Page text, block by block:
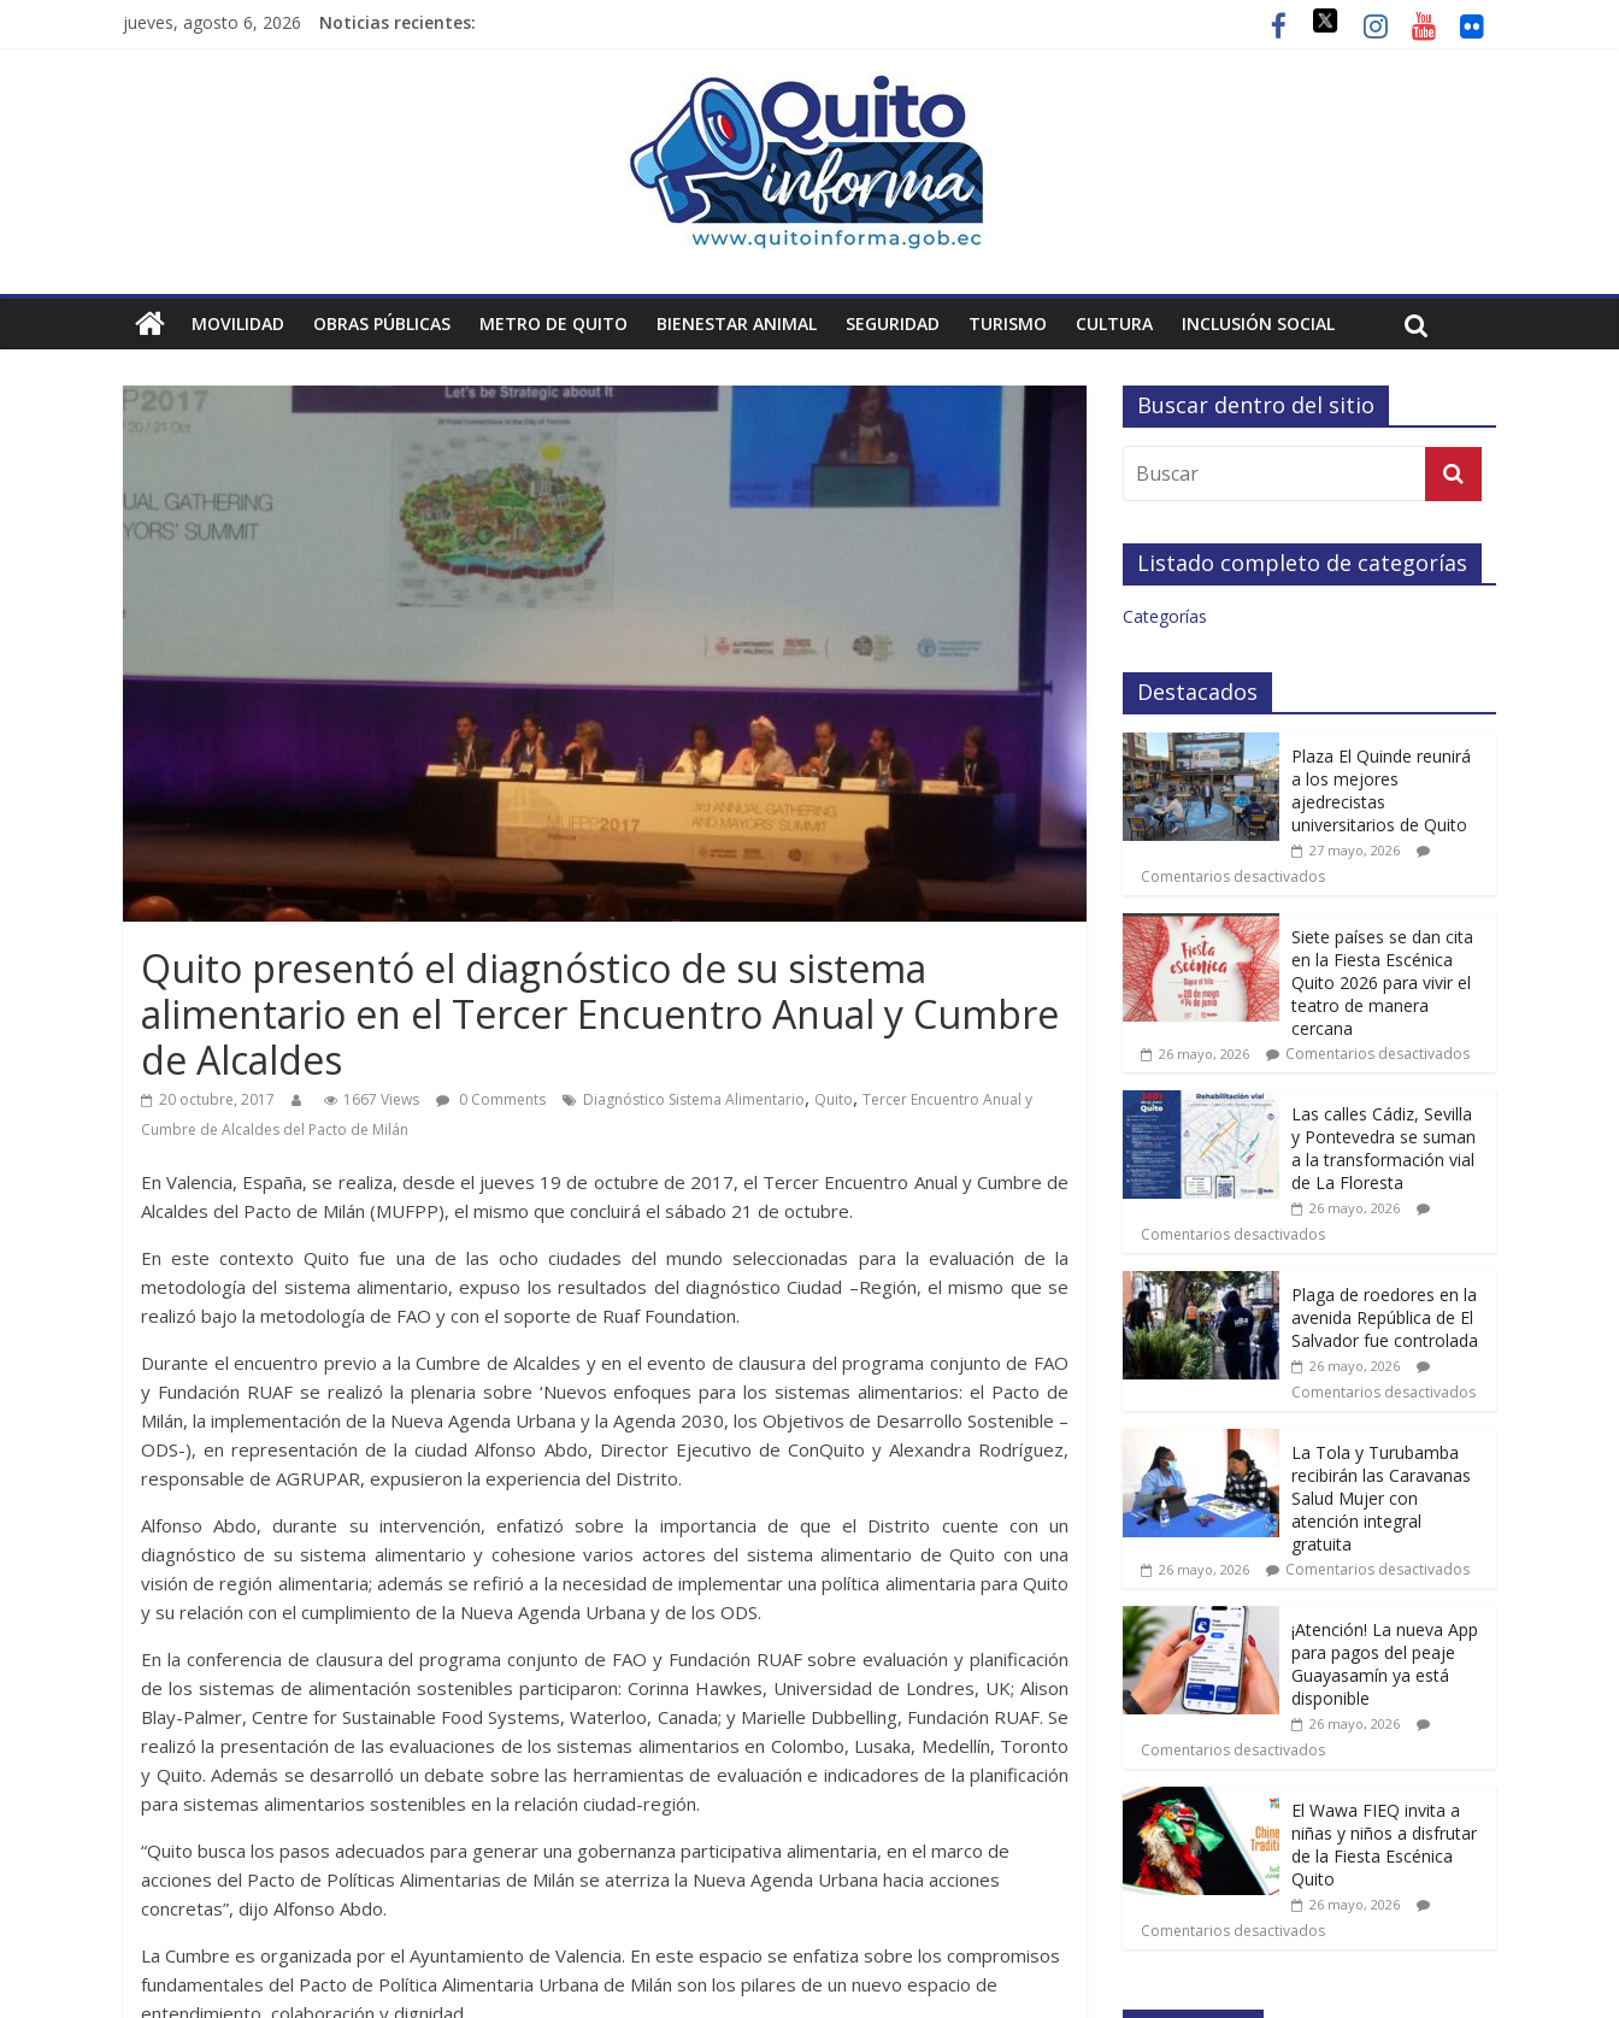
jueves, agosto 6, 2026 Noticias recientes:
MOVILIDAD OBRAS PÚBLICAS METRO DE QUITO BIENESTAR ANIMAL SEGURIDAD TURISMO CULTURA INCLUSIÓN SOCIAL
Quito presentó el diagnóstico de su sistema
alimentario en el Tercer Encuentro Anual y Cumbre
de Alcaldes
20 octubre, 2017 1667 Views 0 Comments Diagnóstico Sistema Alimentario, Quito, Tercer Encuentro Anual y
Cumbre de Alcaldes del Pacto de Milán
En Valencia, España, se realiza, desde el jueves 19 de octubre de 2017, el Tercer Encuentro Anual y Cumbre de
Alcaldes del Pacto de Milán (MUFPP), el mismo que concluirá el sábado 21 de octubre.
En este contexto Quito fue una de las ocho ciudades del mundo seleccionadas para la evaluación de la
metodología del sistema alimentario, expuso los resultados del diagnóstico Ciudad –Región, el mismo que se
realizó bajo la metodología de FAO y con el soporte de Ruaf Foundation.
Durante el encuentro previo a la Cumbre de Alcaldes y en el evento de clausura del programa conjunto de FAO
y Fundación RUAF se realizó la plenaria sobre ‘Nuevos enfoques para los sistemas alimentarios: el Pacto de
Milán, la implementación de la Nueva Agenda Urbana y la Agenda 2030, los Objetivos de Desarrollo Sostenible –
ODS-), en representación de la ciudad Alfonso Abdo, Director Ejecutivo de ConQuito y Alexandra Rodríguez,
responsable de AGRUPAR, expusieron la experiencia del Distrito.
Alfonso Abdo, durante su intervención, enfatizó sobre la importancia de que el Distrito cuente con un
diagnóstico de su sistema alimentario y cohesione varios actores del sistema alimentario de Quito con una
visión de región alimentaria; además se refirió a la necesidad de implementar una política alimentaria para Quito
y su relación con el cumplimiento de la Nueva Agenda Urbana y de los ODS.
En la conferencia de clausura del programa conjunto de FAO y Fundación RUAF sobre evaluación y planificación
de los sistemas de alimentación sostenibles participaron: Corinna Hawkes, Universidad de Londres, UK; Alison
Blay-Palmer, Centre for Sustainable Food Systems, Waterloo, Canada; y Marielle Dubbelling, Fundación RUAF. Se
realizó la presentación de las evaluaciones de los sistemas alimentarios en Colombo, Lusaka, Medellín, Toronto
y Quito. Además se desarrolló un debate sobre las herramientas de evaluación e indicadores de la planificación
para sistemas alimentarios sostenibles en la relación ciudad-región.
“Quito busca los pasos adecuados para generar una gobernanza participativa alimentaria, en el marco de
acciones del Pacto de Políticas Alimentarias de Milán se aterriza la Nueva Agenda Urbana hacia acciones
concretas”, dijo Alfonso Abdo.
La Cumbre es organizada por el Ayuntamiento de Valencia. En este espacio se enfatiza sobre los compromisos
fundamentales del Pacto de Política Alimentaria Urbana de Milán son los pilares de un nuevo espacio de
entendimiento, colaboración y dignidad.
Buscar dentro del sitio
Listado completo de categorías
Categorías
Destacados
Plaza El Quinde reunirá
a los mejores
ajedrecistas
universitarios de Quito
27 mayo, 2026
Comentarios desactivados
Siete países se dan cita
en la Fiesta Escénica
Quito 2026 para vivir el
teatro de manera
cercana
26 mayo, 2026 Comentarios desactivados
Las calles Cádiz, Sevilla
y Pontevedra se suman
a la transformación vial
de La Floresta
26 mayo, 2026
Comentarios desactivados
Plaga de roedores en la
avenida República de El
Salvador fue controlada
26 mayo, 2026
Comentarios desactivados
La Tola y Turubamba
recibirán las Caravanas
Salud Mujer con
atención integral
gratuita
26 mayo, 2026 Comentarios desactivados
¡Atención! La nueva App
para pagos del peaje
Guayasamín ya está
disponible
26 mayo, 2026
Comentarios desactivados
El Wawa FIEQ invita a
niñas y niños a disfrutar
de la Fiesta Escénica
Quito
26 mayo, 2026
Comentarios desactivados